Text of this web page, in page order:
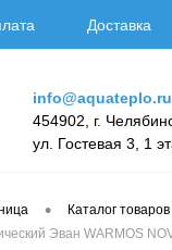
Доставка
info@aquateplo.ru
454902, г.
ул. Гостевая 3, 1
• Каталог товаров
Эван WARMOS